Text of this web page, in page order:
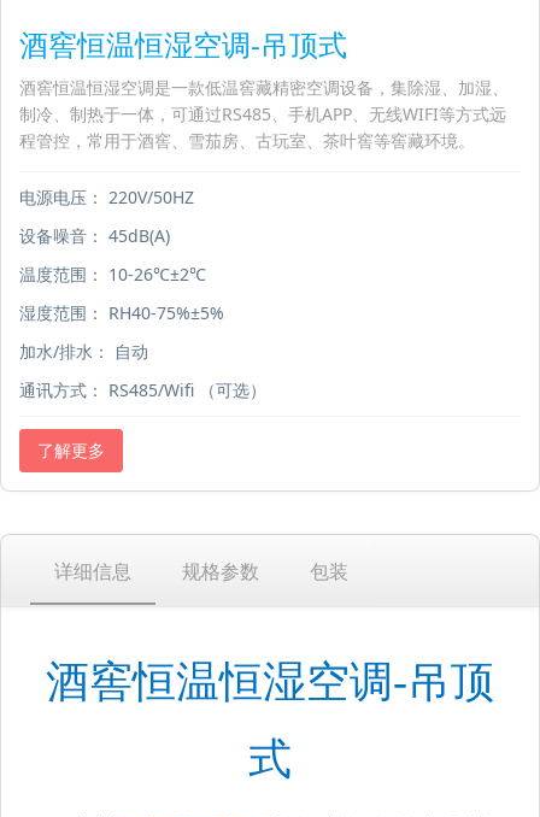
酒窖恒温恒湿空调-吊顶式
酒窖恒温恒湿空调是一款低温窖藏精密空调设备，集除湿、加湿、
制冷、制热于一体，可通过RS485、手机APP、无线WIFI等方式远
程管控，常用于酒窖、雪茄房、古玩室、茶叶窖等窖藏环境。
电源电压： 220V/50HZ
设备噪音： 45dB(A)
温度范围： 10-26℃±2℃
湿度范围： RH40-75%±5%
加水/排水：
自动
通讯方式： RS485/Wifi （可选）
了解更多
详细信息 规格参数 包装
酒窖恒温恒湿空调-吊顶
式